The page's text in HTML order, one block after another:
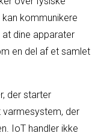
kommunikere
dine apparater
en del af et samlet
der starter
varmesystem, der
IoT handler ikke